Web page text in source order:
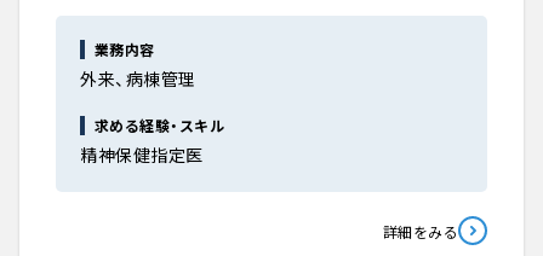
業務内容
外来、病棟管理
求める経験・スキル
精神保健指定医
詳細をみる